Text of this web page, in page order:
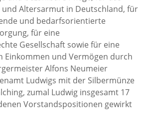
und Altersarmut in Deutschland, für
und bedarfsorientierte
für eine
Gesellschaft sowie für eine
Einkommen und Vermögen durch
Alfons Neumeier
Ludwigs mit der Silbermünze
zumal Ludwig insgesamt 17
Vorstandspositionen gewirkt